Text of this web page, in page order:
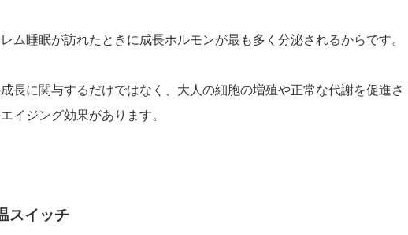
ム睡眠が訪れたときに成長ホルモンが最も多く分泌されるからです。
長に関与するだけではなく、大人の細胞の増殖や正常な代謝を促進さ
イジング効果があります。
スイッチ